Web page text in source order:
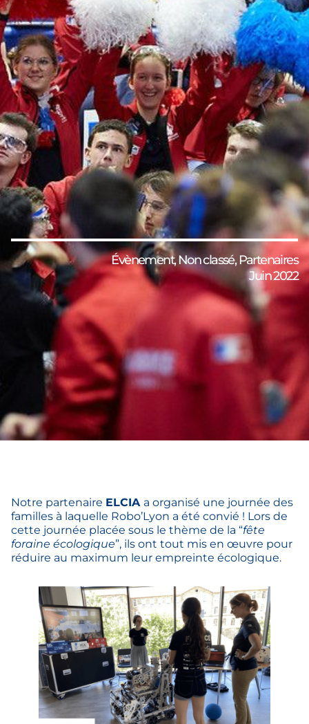
Évènement,Non classé,Partenaires
Juin 2022
Notre partenaire ELCIA a organisé une journée des
familles à laquelle Robo’Lyon a été convié ! Lors de
cette journée placée sous le thème de la “fête
foraine écologique”, ils ont tout mis en œuvre pour
réduire au maximum leur empreinte écologique.